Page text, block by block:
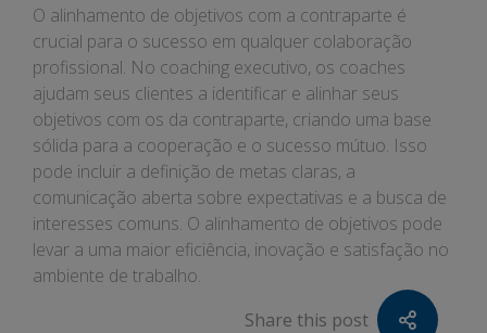
O alinhamento de objetivos com a contraparte é
crucial para o sucesso em qualquer colaboração
profissional. No coaching executivo, os coaches
ajudam seus clientes a identificar e alinhar seus
objetivos com os da contraparte, criando uma base
sólida para a cooperação e o sucesso mútuo. Isso
pode incluir a definição de metas claras, a
comunicação aberta sobre expectativas e a busca de
interesses comuns. O alinhamento de objetivos pode
levar a uma maior eficiência, inovação e satisfação no
ambiente de trabalho.
Share this post